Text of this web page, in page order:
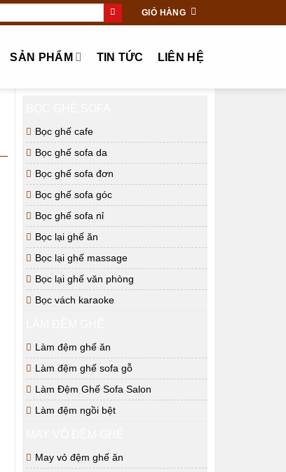
GIỎ HÀNG
SẢN PHẨM TIN TỨC LIÊN HỆ
Bọc ghế cafe
Bọc ghế sofa da
Bọc ghế sofa đơn
Bọc ghế sofa góc
Bọc ghế sofa nỉ
Bọc lại ghế ăn
Bọc lại ghế massage
Bọc lại ghế văn phòng
Bọc vách karaoke
Làm đệm ghế ăn
Làm đệm ghế sofa gỗ
Làm Đệm Ghế Sofa Salon
Làm đệm ngồi bệt
May vỏ đệm ghế ăn